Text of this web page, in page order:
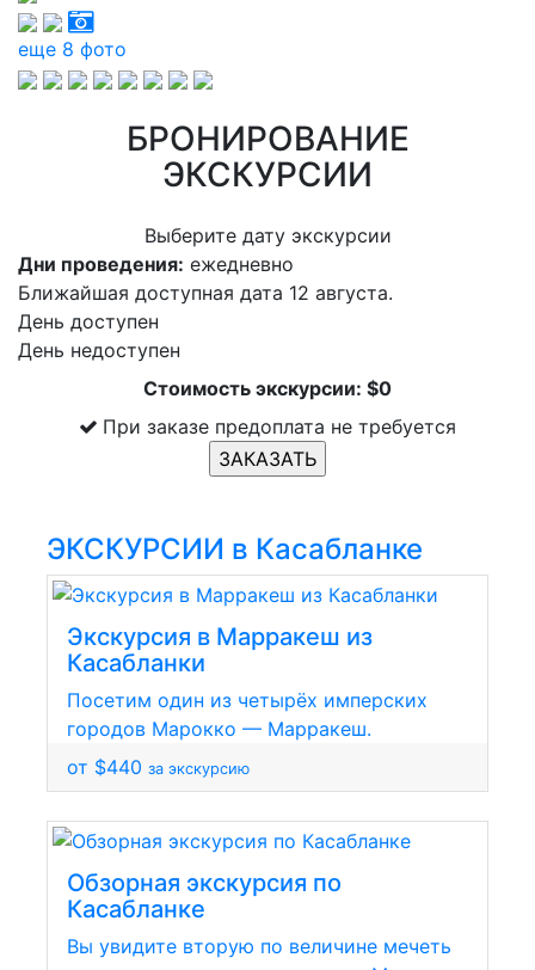
еще 8 фото
БРОНИРОВАНИЕ
ЭКСКУРСИИ
Выберите дату экскурсии
Дни проведения: ежедневно
Ближайшая доступная дата 12 августа.
День доступен
День недоступен
Стоимость экскурсии: $0
При заказе предоплата не требуется
ЗАКАЗАТЬ
ЭКСКУРСИИ в Касабланке
Экскурсия в Марракеш из
Касабланки
Посетим один из четырёх имперских
городов Марокко — Марракеш.
от $440 за экскурсию
Обзорная экскурсия по
Касабланке
Вы увидите вторую по величине мечеть